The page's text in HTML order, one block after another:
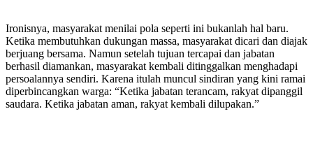
Ironisnya, masyarakat menilai pola seperti ini bukanlah hal baru.
Ketika membutuhkan dukungan massa, masyarakat dicari dan diajak
berjuang bersama. Namun setelah tujuan tercapai dan jabatan
berhasil diamankan, masyarakat kembali ditinggalkan menghadapi
persoalannya sendiri. Karena itulah muncul sindiran yang kini ramai
diperbincangkan warga: “Ketika jabatan terancam, rakyat dipanggil
saudara. Ketika jabatan aman, rakyat kembali dilupakan.”